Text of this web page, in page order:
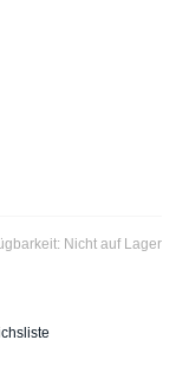
Nicht auf Lager